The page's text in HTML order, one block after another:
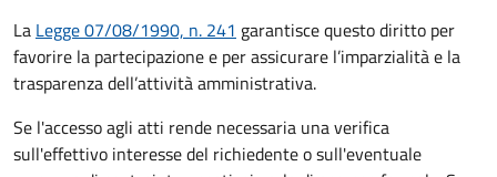
La Legge 07/08/1990, n. 241 garantisce questo diritto per
favorire la partecipazione e per assicurare l’imparzialità e la
trasparenza dell’attività amministrativa.
Se l'accesso agli atti rende necessaria una verifica
sull'effettivo interesse del richiedente o sull'eventuale